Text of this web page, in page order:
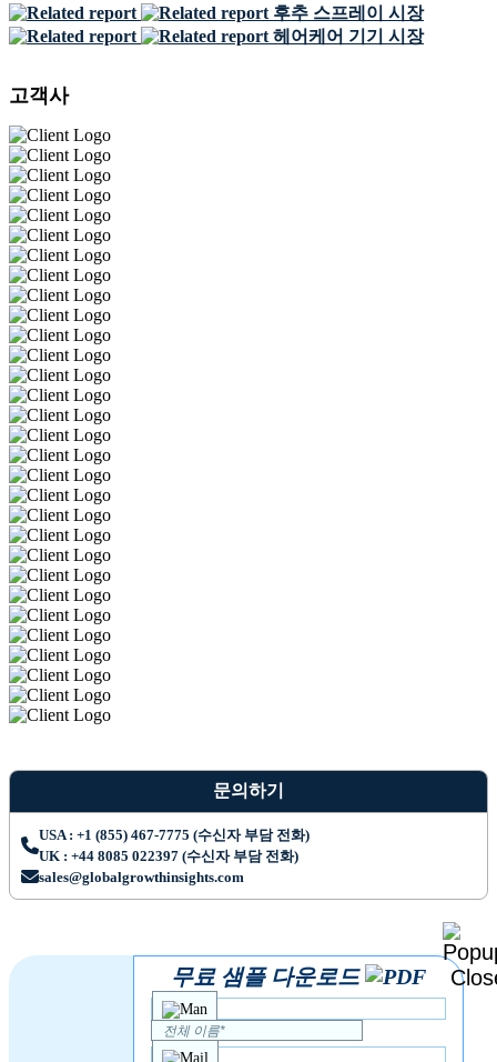
후추 스프레이 시장
헤어케어 기기 시장
고객사
문의하기
USA : +1 (855) 467-7775 (수신자 부담 전화)
UK : +44 8085 022397 (수신자 부담 전화)
sales@globalgrowthinsights.com
무료 샘플 다운로드